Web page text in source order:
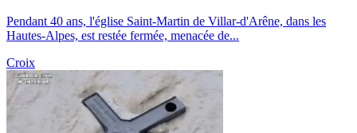
Pendant 40 ans, l'église Saint-Martin de Villar-d'Arêne, dans les
Hautes-Alpes, est restée fermée, menacée de...
Croix